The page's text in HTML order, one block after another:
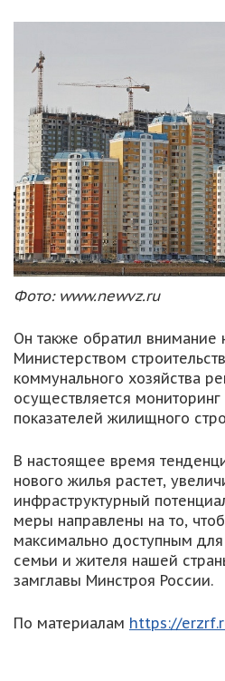
Фото: www.newvz.ru
Он также обратил внимание
Министерством
коммунального хозяйства
осуществляется
показателей жилищного
В настоящее время
нового жилья растет,
инфраструктурный
меры направлены на то,
максимально доступным
семьи и жителя нашей
замглавы Минстроя России.
По материалам https://